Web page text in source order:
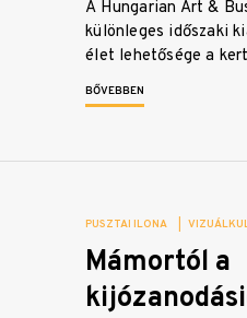
A Hungarian Art &
különleges időszaki
élet lehetősége a
BŐVEBBEN
PUSZTAI ILONA
Mámortól a